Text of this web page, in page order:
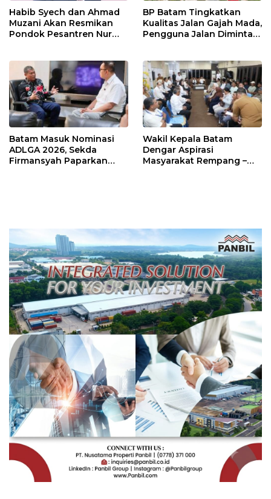
Habib Syech dan Ahmad
Muzani Akan Resmikan
Pondok Pesantren Nur
BP Batam Tingkatkan
Kualitas Jalan Gajah Mada,
Pengguna Jalan Diminta
Batam Masuk Nominasi
ADLGA 2026, Sekda
Firmansyah Paparkan
Wakil Kepala Batam
Dengar Aspirasi
Masyarakat Rempang –